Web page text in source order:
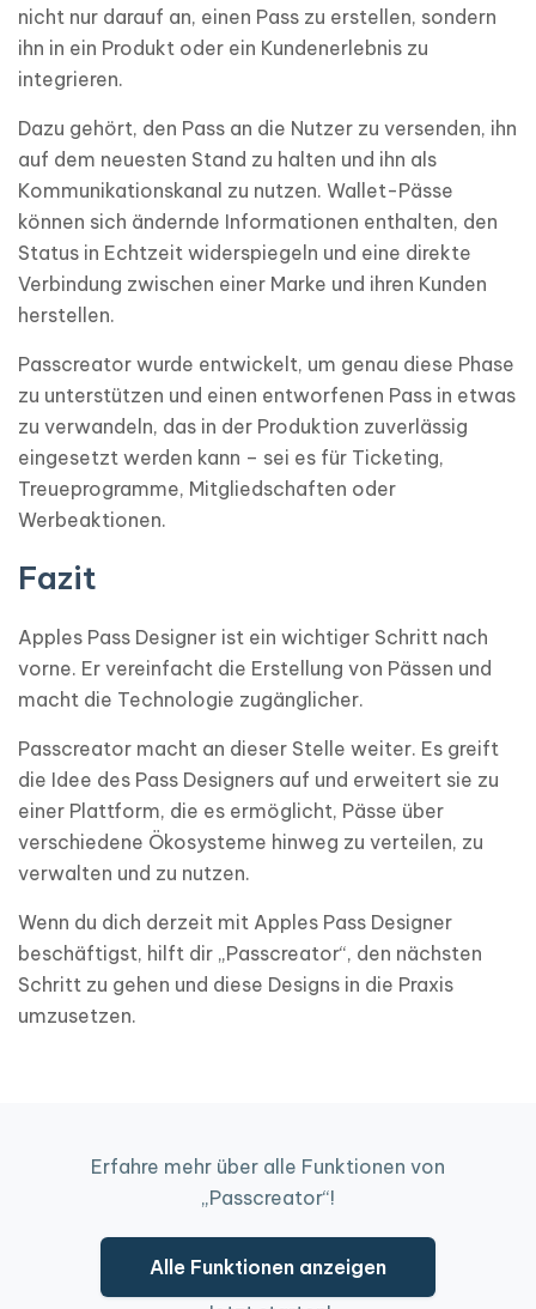
nicht nur darauf an, einen Pass zu erstellen, sondern
ihn in ein Produkt oder ein Kundenerlebnis zu
integrieren.
Dazu gehört, den Pass an die Nutzer zu versenden, ihn
auf dem neuesten Stand zu halten und ihn als
Kommunikationskanal zu nutzen. Wallet-Pässe
können sich ändernde Informationen enthalten, den
Status in Echtzeit widerspiegeln und eine direkte
Verbindung zwischen einer Marke und ihren Kunden
herstellen.
Passcreator wurde entwickelt, um genau diese Phase
zu unterstützen und einen entworfenen Pass in etwas
zu verwandeln, das in der Produktion zuverlässig
eingesetzt werden kann – sei es für Ticketing,
Treueprogramme, Mitgliedschaften oder
Werbeaktionen.
Fazit
Apples Pass Designer ist ein wichtiger Schritt nach
vorne. Er vereinfacht die Erstellung von Pässen und
macht die Technologie zugänglicher.
Passcreator macht an dieser Stelle weiter. Es greift
die Idee des Pass Designers auf und erweitert sie zu
einer Plattform, die es ermöglicht, Pässe über
verschiedene Ökosysteme hinweg zu verteilen, zu
verwalten und zu nutzen.
Wenn du dich derzeit mit Apples Pass Designer
beschäftigst, hilft dir „Passcreator“, den nächsten
Schritt zu gehen und diese Designs in die Praxis
umzusetzen.
Erfahre mehr über alle Funktionen von
„Passcreator“!
Alle Funktionen anzeigen